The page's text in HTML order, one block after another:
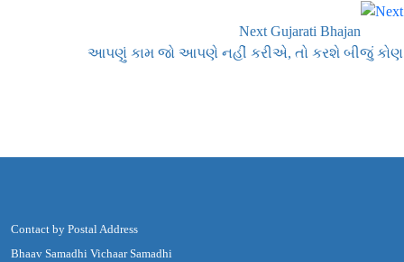
Next Gujarati Bhajan
આપણું કામ જો આપણે નહીં કરીએ, તો કરશે બીજું કોણ
Contact by Postal Address
Bhaav Samadhi Vichaar Samadhi